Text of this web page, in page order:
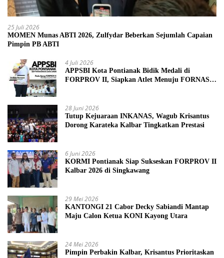
25 Juli 2026
MOMEN Munas ABTI 2026, Zulfydar Beberkan Sejumlah Capaian
Pimpin PB ABTI
4 Juli 2026
APPSBI Kota Pontianak Bidik Medali di
FORPROV II, Siapkan Atlet Menuju FORNAS
28 Juni 2026
Tutup Kejuaraan INKANAS, Wagub Krisantus
Dorong Karateka Kalbar Tingkatkan Prestasi
6 Juni 2026
KORMI Pontianak Siap Sukseskan FORPROV II
Kalbar 2026 di Singkawang
29 Mei 2026
KANTONGI 21 Cabor Decky Sabiandi Mantap
Maju Calon Ketua KONI Kayong Utara
24 Mei 2026
Pimpin Perbakin Kalbar, Krisantus Prioritaskan